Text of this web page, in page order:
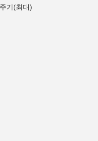
기(최대)